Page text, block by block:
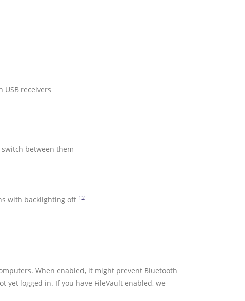
software for other systems than Windows® and macOS
without software for other systems than Windows® and macOS
without software for other systems than Windows® and macOS
without software for other systems than Windows® and
receivers
between them
with backlighting off 12Battery life may vary based on user and
When enabled, it might prevent Bluetooth
yet logged in. If you have FileVault enabled, we